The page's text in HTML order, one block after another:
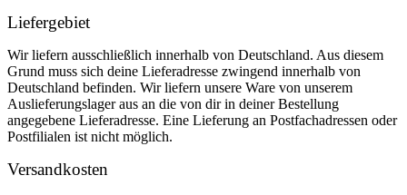
Liefergebiet
Wir liefern ausschließlich innerhalb von Deutschland. Aus diesem
Grund muss sich deine Lieferadresse zwingend innerhalb von
Deutschland befinden. Wir liefern unsere Ware von unserem
Auslieferungslager aus an die von dir in deiner Bestellung
angegebene Lieferadresse. Eine Lieferung an Postfachadressen oder
Postfilialen ist nicht möglich.
Versandkosten